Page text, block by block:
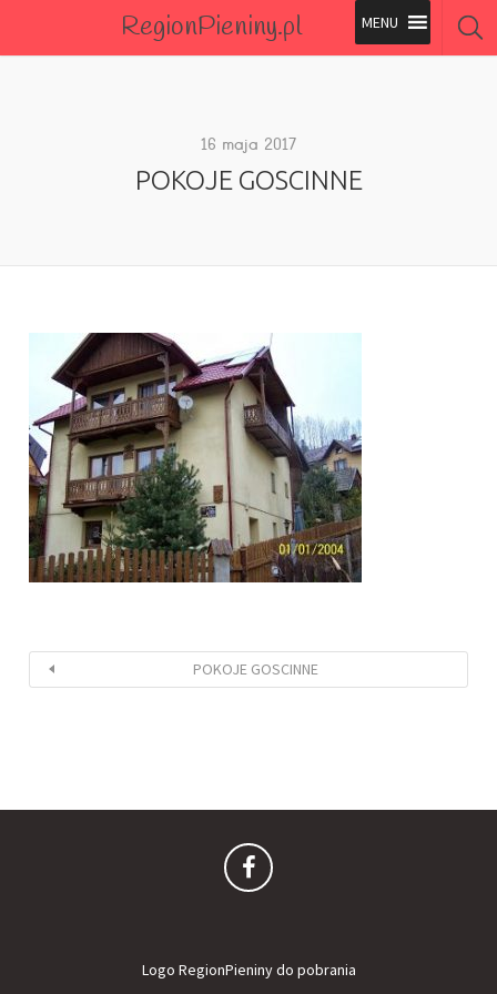
RegionPieniny.pl
Wszystkie Obiekty
16 maja 2017
POKOJE GOSCINNE
POKOJE GOSCINNE
Logo RegionPieniny do pobrania